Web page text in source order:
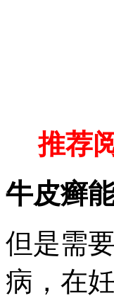
推荐
牛皮癣
但是需
病，在